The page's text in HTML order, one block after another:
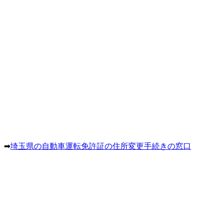
➡埼玉県の自動車運転免許証の住所変更手続きの窓口